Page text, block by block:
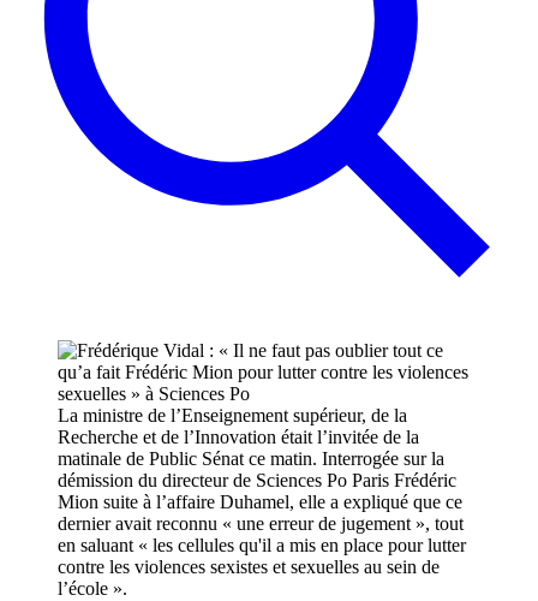
La ministre de l’Enseignement supérieur, de la
Recherche et de l’Innovation était l’invitée de la
matinale de Public Sénat ce matin. Interrogée sur la
démission du directeur de Sciences Po Paris Frédéric
Mion suite à l’affaire Duhamel, elle a expliqué que ce
dernier avait reconnu « une erreur de jugement », tout
en saluant « les cellules qu'il a mis en place pour lutter
contre les violences sexistes et sexuelles au sein de
l’école ».